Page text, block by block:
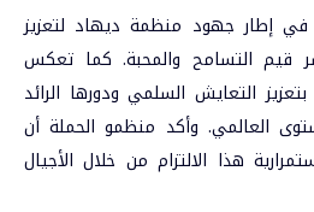
في إطار جهود منظمة ديهاد لتعزيز
قيم التسامح والمحبة. كما تعكس
بتعزيز التعايش السلمي ودورها الرائد
العالمي. وأكد منظمو الحملة أن
هذا الالتزام من خلال الأجيال